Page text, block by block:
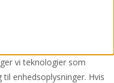
vi teknologier som
enhedsoplysninger. Hvis